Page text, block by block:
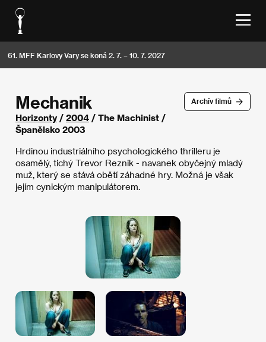
61. MFF Karlovy Vary se koná 2. 7. – 10. 7. 2027
Archív filmů
Mechanik
Horizonty/ 2004 / The Machinist /
Španělsko 2003
Hrdinou industriálního psychologického thrilleru je
osamělý, tichý Trevor Reznik - navanek obyčejný mladý
muž, který se stává obětí záhadné hry. Možná je však
jejím cynickým manipulátorem.